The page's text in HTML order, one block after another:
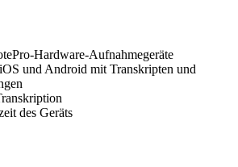
Hardware-Aufnahmegeräte
und Android mit Transkripten und
des Geräts